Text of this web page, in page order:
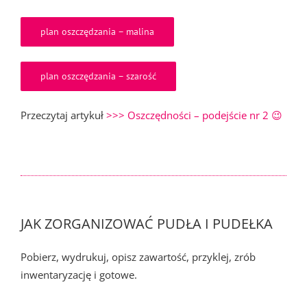
plan oszczędzania – malina
plan oszczędzania – szarość
Przeczytaj artykuł >>> Oszczędności – podejście nr 2 😉
JAK ZORGANIZOWAĆ PUDŁA I PUDEŁKA
Pobierz, wydrukuj, opisz zawartość, przyklej, zrób
inwentaryzację i gotowe.